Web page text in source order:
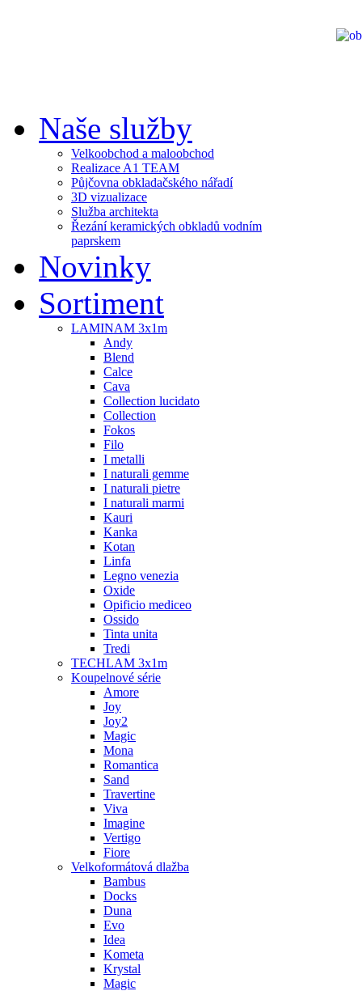
Naše služby
Velkoobchod a maloobchod
Realizace A1 TEAM
Půjčovna obkladačského nářadí
3D vizualizace
Služba architekta
Řezání keramických obkladů vodním
paprskem
Novinky
Sortiment
LAMINAM 3x1m
Andy
Blend
Calce
Cava
Collection lucidato
Collection
Fokos
Filo
I metalli
I naturali gemme
I naturali pietre
I naturali marmi
Kauri
Kanka
Kotan
Linfa
Legno venezia
Oxide
Opificio mediceo
Ossido
Tinta unita
Tredi
TECHLAM 3x1m
Koupelnové série
Amore
Joy
Joy2
Magic
Mona
Romantica
Sand
Travertine
Viva
Imagine
Vertigo
Fiore
Velkoformátová dlažba
Bambus
Docks
Duna
Evo
Idea
Kometa
Krystal
Magic